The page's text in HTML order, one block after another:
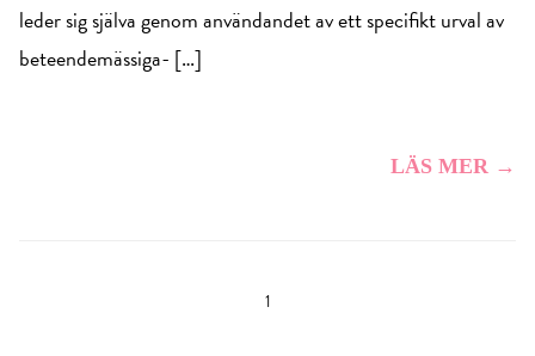
leder sig själva genom användandet av ett specifikt urval av
beteendemässiga- […]
LÄS MER →
1